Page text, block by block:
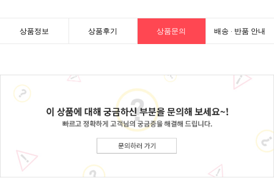
상품정보 상품후기 상품문의 배송 · 반품 안내